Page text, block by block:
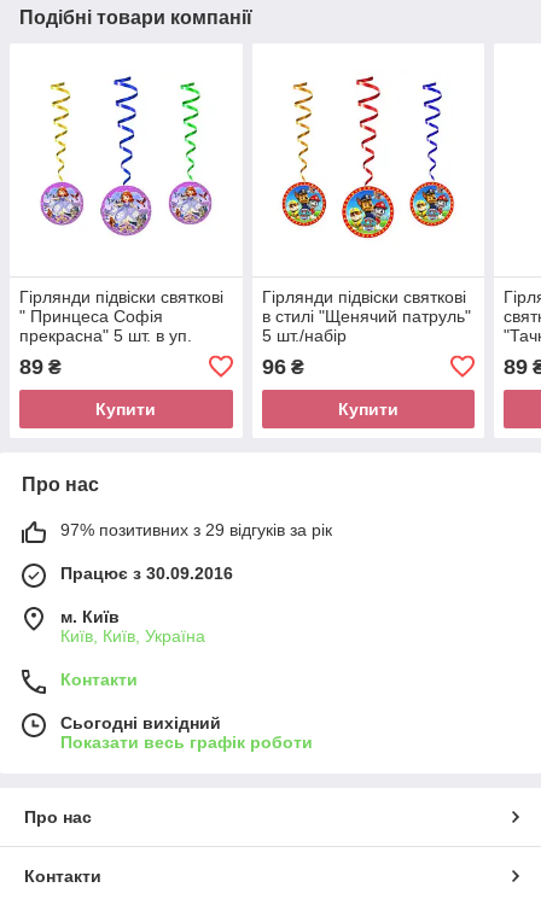
Подібні товари компанії
Гірлянди підвіски святкові
" Принцеса Софія
прекрасна" 5 шт. в уп.
89 ₴
Купити
Гірлянди підвіски святкові
в стилі "Щенячий патруль"
5 шт./набір
96₴
Купити
89
Про нас
97% позитивних з 29 відгуків за рік
Працює з 30.09.2016
м. Київ
Київ, Київ, Україна
Контакти
Сьогодні вихідний
Показати весь графік роботи
Про нас
Контакти